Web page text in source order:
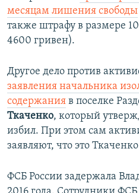
месяцам лишения свободы
также штрафу в размере
4600 гривен).
Другое дело против
заявления начальника
содержания в поселке
Ткаченко, который
избил. При этом сам
заявляют, что это
ФСБ России задержала